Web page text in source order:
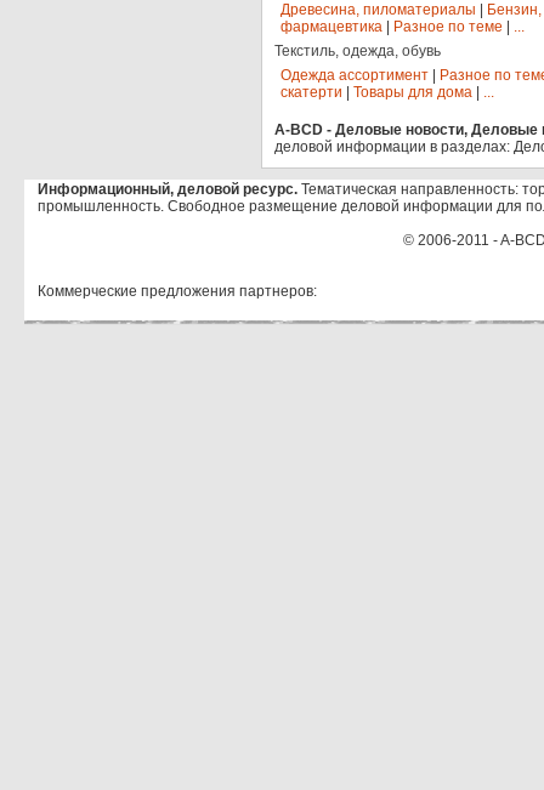
Древесина, пиломатериалы
фармацевтика
Разное по теме
...
Текстиль, одежда, обувь
Одежда ассортимент
Разное по
скатерти
Товары для дома ...
A-BCD - Деловые новости, Деловые
деловой информации в разделах:
Информационный, деловой ресурс. Тематическая направленность:
промышленность. Свободное размещение деловой информации для
© 2006-2011 - A-
Коммерческие предложения партнеров: